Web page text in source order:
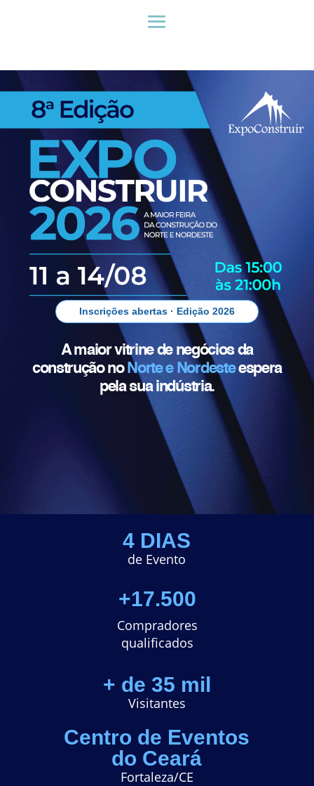
Inscrições abertas · Edição 2026
A maior vitrine de negócios da
construção noNorte e Nordesteespera
pela sua indústria.
4 DIAS
de Evento
+17.500
Compradores
qualificados
+ de 35 mil
Visitantes
Centro de Eventos
do Ceará
Fortaleza/CE